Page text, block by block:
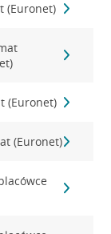
(Euronet)
(Euronet)
(Euronet)